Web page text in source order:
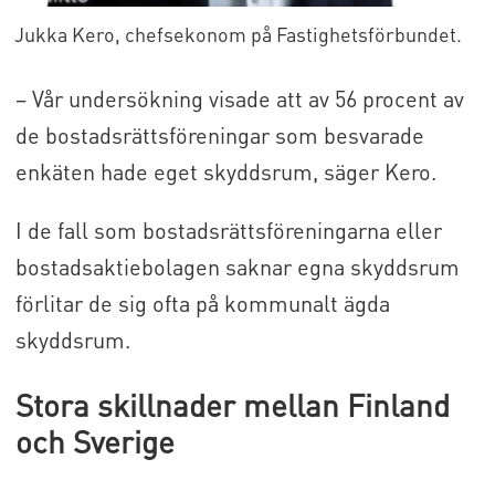
Jukka Kero, chefsekonom på Fastighetsförbundet.
– Vår undersökning visade att av 56 procent av
de bostadsrättsföreningar som besvarade
enkäten hade eget skyddsrum, säger Kero.
I de fall som bostadsrättsföreningarna eller
bostadsaktiebolagen saknar egna skyddsrum
förlitar de sig ofta på kommunalt ägda
skyddsrum.
Stora skillnader mellan Finland
och Sverige